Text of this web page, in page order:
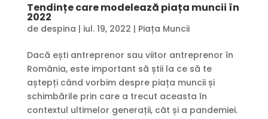
Tendințe care modelează piața muncii în
2022
de despina | iul. 19, 2022 | Piața Muncii
Dacă ești antreprenor sau viitor antreprenor în
România, este important să știi la ce să te
aștepți când vorbim despre piața muncii și
schimbările prin care a trecut aceasta în
contextul ultimelor generații, cât și a pandemiei.